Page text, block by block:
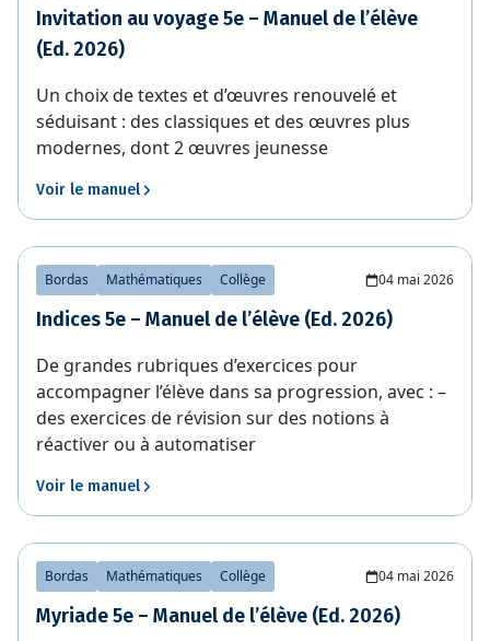
Invitation au voyage 5e – Manuel de l’élève
(Ed. 2026)
Un choix de textes et d’œuvres renouvelé et
séduisant : des classiques et des œuvres plus
modernes, dont 2 œuvres jeunesse
Voir le manuel
Bordas Mathématiques Collège 04 mai 2026
Indices 5e – Manuel de l’élève (Ed. 2026)
De grandes rubriques d’exercices pour
accompagner l’élève dans sa progression, avec : –
des exercices de révision sur des notions à
réactiver ou à automatiser
Voir le manuel
Bordas Mathématiques Collège 04 mai 2026
Myriade 5e – Manuel de l’élève (Ed. 2026)